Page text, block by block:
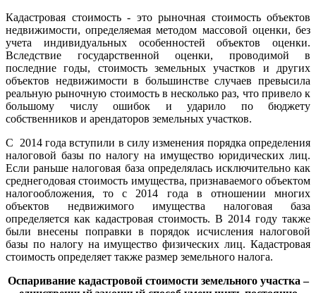
Кадастровая стоимость - это рыночная стоимость объектов
недвижимости, определяемая методом массовой оценки, без
учета индивидуальных особенностей объектов оценки.
Вследствие государственной оценки, проводимой в
последние годы, стоимость земельных участков и других
объектов недвижимости в большинстве случаев превысила
реальную рыночную стоимость в несколько раз, что привело к
большому числу ошибок и ударило по бюджету
собственников и арендаторов земельных участков.
С 2014 года вступили в силу изменения порядка определения
налоговой базы по налогу на имущество юридических лиц.
Если раньше налоговая база определялась исключительно как
среднегодовая стоимость имущества, признаваемого объектом
налогообложения, то с 2014 года в отношении многих
объектов недвижимого имущества налоговая база
определяется как кадастровая стоимость. В 2014 году также
были внесены поправки в порядок исчисления налоговой
базы по налогу на имущество физических лиц. Кадастровая
стоимость определяет также размер земельного налога.
Оспаривание кадастровой стоимости земельного участка –